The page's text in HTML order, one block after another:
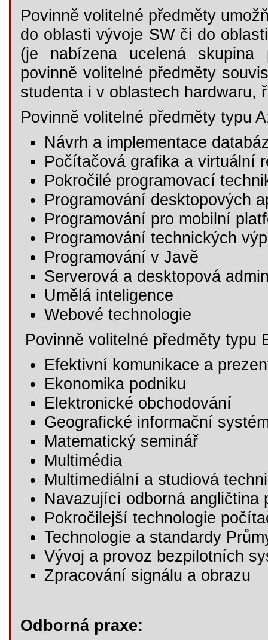
Povinně volitelné předměty
do oblasti vývoje SW či do
(je nabízena ucelená skupina
povinně volitelné předměty
studenta i v oblastech hardwaru,
Povinně volitelné předměty typu
Návrh a implementace
Počítačová grafika a virtuální
Pokročilé programovací
Programování desktopových
Programování pro mobilní
Programování technických
Programování v Javě
Serverová a desktopová
Umělá inteligence
Webové technologie
Povinně volitelné předměty typu
Efektivní komunikace a
Ekonomika podniku
Elektronické obchodování
Geografické informační
Matematický seminář
Multimédia
Multimediální a studiová
Navazující odborná angličtina
Pokročilejší technologie
Technologie a standardy
Vývoj a provoz bezpilotních
Zpracování signálu a obrazu
Odborná praxe: